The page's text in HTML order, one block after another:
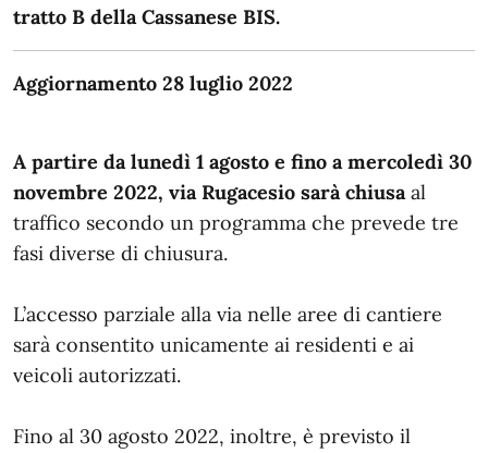
tratto B della Cassanese BIS.
Aggiornamento 28 luglio 2022
A partire da lunedì 1 agosto e fino a mercoledì 30
novembre 2022, via Rugacesio sarà chiusaal
traffico secondo un programma che prevede tre
fasi diverse di chiusura.
L’accesso parziale alla via nelle aree di cantiere
sarà consentito unicamente ai residenti e ai
veicoli autorizzati.
Fino al 30 agosto 2022, inoltre, è previsto il